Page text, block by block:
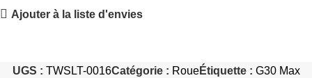
Ajouter à la liste d'envies
UGS : TWSLT-0016Catégorie : RoueÉtiquette : G30 Max